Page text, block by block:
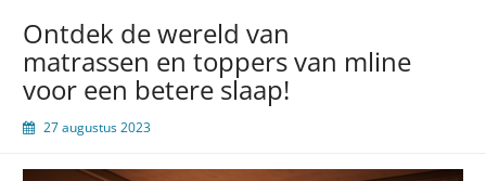
Ontdek de wereld van
matrassen en toppers van mline
voor een betere slaap!
27 augustus 2023